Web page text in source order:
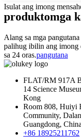
Isulat ang imong
produktomga
Alang sa mga
palihug ibilin ang imong
sa 24 oras.pangutana
FLAT/RM 917A
14 Science
Kong
Room 808, Huiyi
Community,
Guangdong, China
+86 18925211762